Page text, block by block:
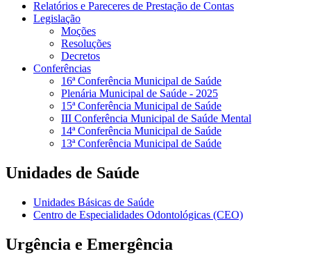
Relatórios e Pareceres de Prestação de Contas
Legislação
Moções
Resoluções
Decretos
Conferências
16ª Conferência Municipal de Saúde
Plenária Municipal de Saúde - 2025
15ª Conferência Municipal de Saúde
III Conferência Municipal de Saúde Mental
14ª Conferência Municipal de Saúde
13ª Conferência Municipal de Saúde
Unidades de Saúde
Unidades Básicas de Saúde
Centro de Especialidades Odontológicas (CEO)
Urgência e Emergência